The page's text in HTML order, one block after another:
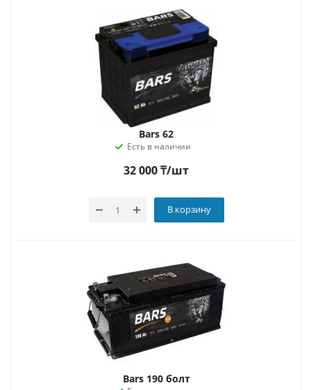
Bars 62
Есть в наличии
32 000₸/шт
В корзину
Bars 190 болт